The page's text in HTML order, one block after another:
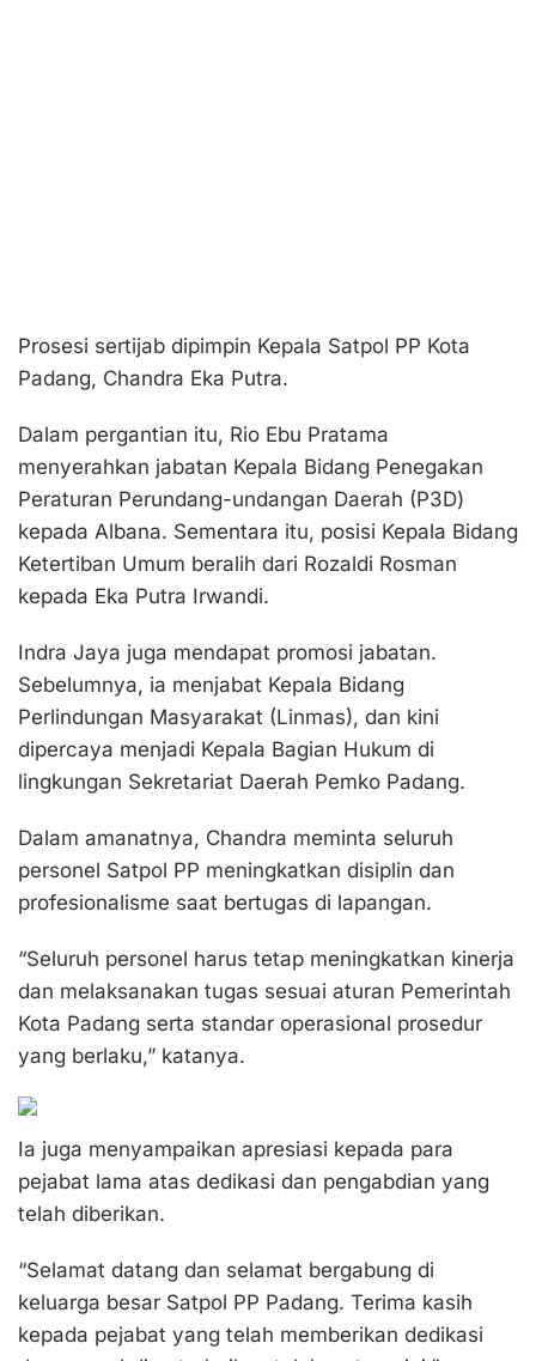
Prosesi sertijab dipimpin Kepala Satpol PP Kota
Padang, Chandra Eka Putra.
Dalam pergantian itu, Rio Ebu Pratama
menyerahkan jabatan Kepala Bidang Penegakan
Peraturan Perundang-undangan Daerah (P3D)
kepada Albana. Sementara itu, posisi Kepala Bidang
Ketertiban Umum beralih dari Rozaldi Rosman
kepada Eka Putra Irwandi.
Indra Jaya juga mendapat promosi jabatan.
Sebelumnya, ia menjabat Kepala Bidang
Perlindungan Masyarakat (Linmas), dan kini
dipercaya menjadi Kepala Bagian Hukum di
lingkungan Sekretariat Daerah Pemko Padang.
Dalam amanatnya, Chandra meminta seluruh
personel Satpol PP meningkatkan disiplin dan
profesionalisme saat bertugas di lapangan.
“Seluruh personel harus tetap meningkatkan kinerja
dan melaksanakan tugas sesuai aturan Pemerintah
Kota Padang serta standar operasional prosedur
yang berlaku,” katanya.
Ia juga menyampaikan apresiasi kepada para
pejabat lama atas dedikasi dan pengabdian yang
telah diberikan.
“Selamat datang dan selamat bergabung di
keluarga besar Satpol PP Padang. Terima kasih
kepada pejabat yang telah memberikan dedikasi